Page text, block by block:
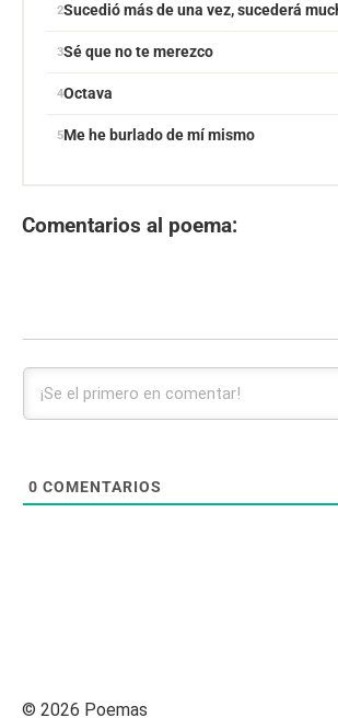
Sucedió más de una vez, sucederá
Sé que no te merezco
Octava
Me he burlado de mí mismo
Comentarios al poema:
0 COMENTARIOS
© 2026 Poemas